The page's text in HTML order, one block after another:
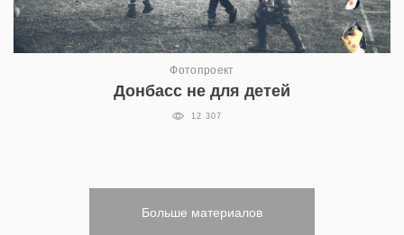
Фотопроект
Донбасс не для детей
12 307
Больше материалов